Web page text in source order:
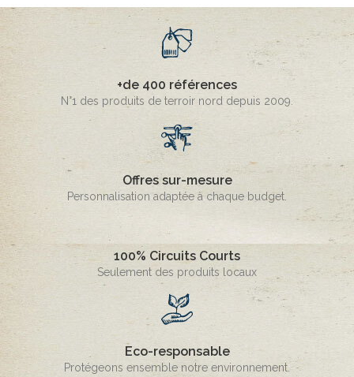
+de 400 références
N°1 des produits de terroir nord depuis 2009.
Offres sur-mesure
Personnalisation adaptée à chaque budget.
100% Circuits Courts
Seulement des produits locaux
Eco-responsable
Protégeons ensemble notre environnement.